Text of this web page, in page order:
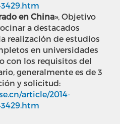
en China», Objetivo
a destacados
realización de estudios
en universidades
con los requisitos del
generalmente es de 3
y solicitud:
article/2014-